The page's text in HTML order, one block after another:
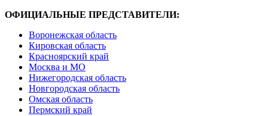
ОФИЦИАЛЬНЫЕ ПРЕДСТАВИТЕЛИ:
Воронежская область
Кировская область
Красноярский край
Москва и МО
Нижегородская область
Новгородская область
Омская область
Пермский край